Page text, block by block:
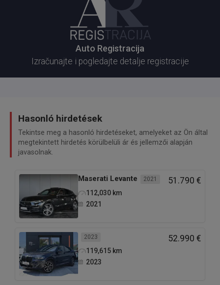
Auto Registracija
Izračunajte i pogledajte detalje registracije
Hasonló hirdetések
Tekintse meg a hasonló hirdetéseket, amelyeket az Ön által
megtekintett hirdetés körülbelüli ár és jellemzői alapján
javasolnak.
Maserati Levante 2021 51.790 €
112,030 km
2021
2023 52.990 €
119,615 km
2023